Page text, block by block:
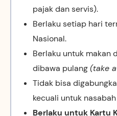
pajak dan servis).
Berlaku setiap hari
Nasional.
Berlaku untuk makan
dibawa pulang(take
Tidak bisa
kecuali untuk
Berlaku untuk Kartu